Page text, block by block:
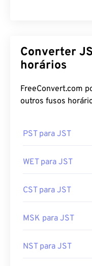
Converter
horários
FreeConvert.com
outros fusos
PST para JST
WET para JST
CST para JST
MSK para JST
NST para JST